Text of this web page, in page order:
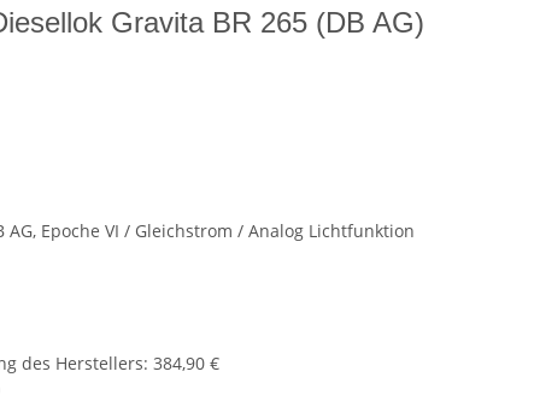
Gravita BR 265 (DB AG)
AG, Epoche VI / Gleichstrom / Analog Lichtfunktion
des Herstellers: 384,90 €